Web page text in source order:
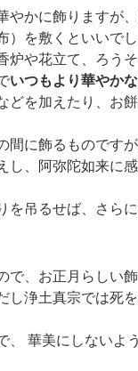
やかに飾りますが
）を敷くといいで
炉や花立て、ろう
いつもより華やか
どを加えたり、お
間に飾るものです
し、阿弥陀如来に
吊るせば、さら
で、お正月らしい
し浄土真宗では死
、 華美にしないよ